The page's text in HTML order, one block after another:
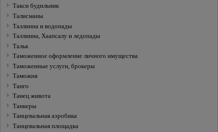
Такси будильник
Талисманы
Таллинна и водопады
Таллинна, Хаапсалу и ледопады
Тальк
Таможенное оформление личного имущества
Таможенные услуги, брокеры
Таможня
Танго
Танец живота
Танкеры
Танцевальная аэробика
Танцевальная площадка